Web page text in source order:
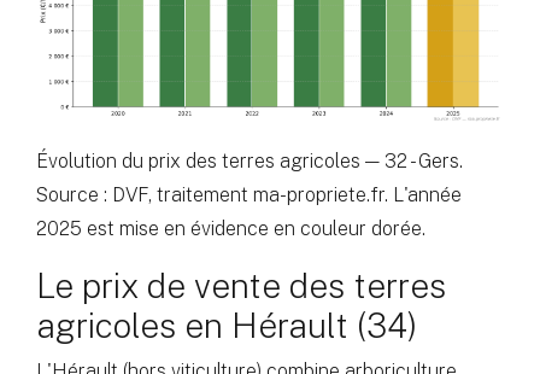
Évolution du prix des terres agricoles — 32 - Gers.
Source : DVF, traitement ma-propriete.fr. L'année
2025 est mise en évidence en couleur dorée.
Le prix de vente des terres
agricoles en Hérault (34)